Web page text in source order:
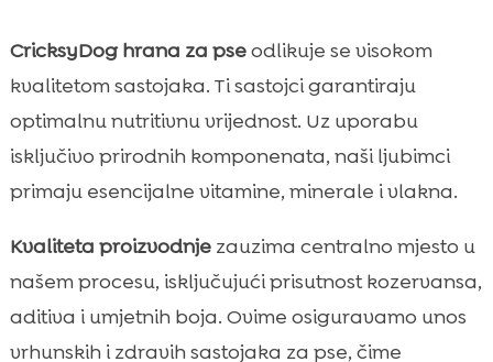
CricksyDog hrana za pseodlikuje se visokom
kvalitetom sastojaka. Ti sastojci garantiraju
optimalnu nutritivnu vrijednost. Uz uporabu
isključivo prirodnih komponenata, naši ljubimci
primaju esencijalne vitamine, minerale i vlakna.
Kvaliteta proizvodnjezauzima centralno mjesto u
našem procesu, isključujući prisutnost kozervansa,
aditiva i umjetnih boja. Ovime osiguravamo unos
vrhunskih i zdravih sastojaka za pse, čime